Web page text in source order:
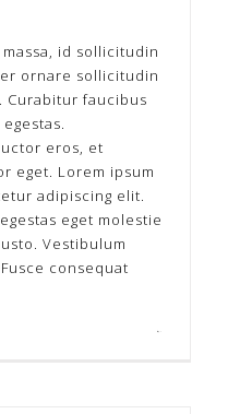
id sollicitudin
ornare sollicitudin
Curabitur faucibus
eros, et
eget. Lorem ipsum
adipiscing elit.
eget molestie
Vestibulum
consequat